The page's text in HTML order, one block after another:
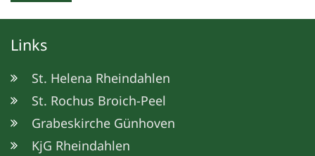
Links
St. Helena Rheindahlen
St. Rochus Broich-Peel
Grabeskirche Günhoven
KjG Rheindahlen